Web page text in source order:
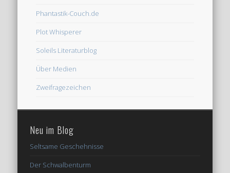
Phantastik-Couch.de
Plot Whisperer
Soleils Literaturblog
Über Medien
Zweifragezeichen
Neu im Blog
Seltsame Geschehnisse
Der Schwalbenturm